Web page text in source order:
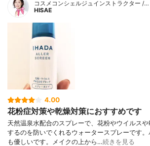
コスメコンシェルジュインストラクター /…
HISAE
4.00
花粉症対策や乾燥対策におすすめです
天然温泉水配合のスプレーで、花粉やウイルス
するのを防いでくれるウォータースプレーです
も優しいです。メイクの上から…続きを見る